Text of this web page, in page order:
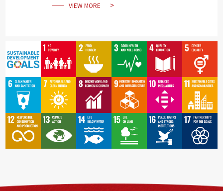
VIEW MORE